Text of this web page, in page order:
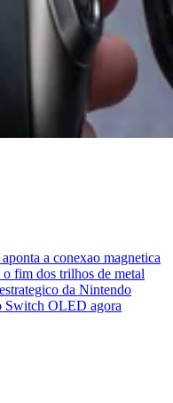
a conexao magnetica
fim dos trilhos de metal
da Nintendo
Switch OLED agora